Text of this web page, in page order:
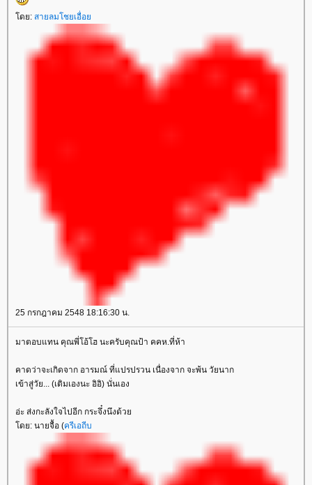
ดย: สายลมโชยเอื่อ
25 กรกฎาคม 2548 18:16:30 น.
มาตอบแทน คุณพี่โอ้โฮ นะครับคุณป้า คคห.ที่ห้า
คาดว่าจะเกิดจาก อารมณ์ ที่แปรปรวน เนื่องจาก จะพ้น วัยนาก
เข้าสู่วัย... (เติมเองนะ อิอิ) นั่นเอง
อ่ะ ส่งกะลังใจไปอีก กระจึ๋งนึงด้ว
ดย: นายจื้อ (ครีเอถีบ